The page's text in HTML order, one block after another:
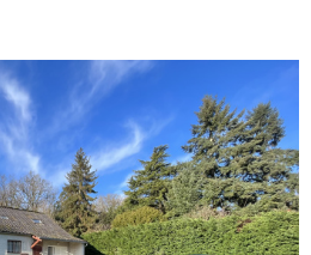
BIENS